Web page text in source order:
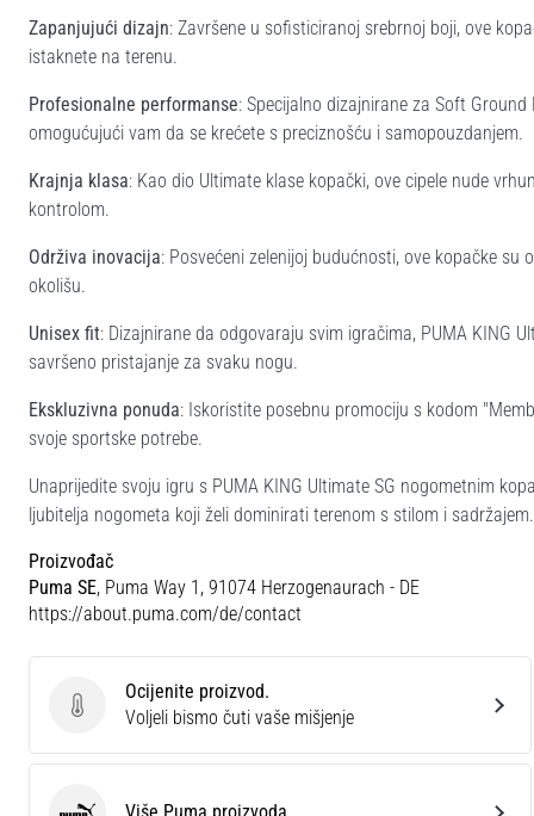
Zapanjujući dizajn: Završene u sofisticiranoj srebrnoj boji, ove
istaknete na terenu.
Profesionalne performanse: Specijalno dizajnirane za Soft
omogućujući vam da se krećete s preciznošću i samopouzdanjem.
Krajnja klasa: Kao dio Ultimate klase kopački, ove cipele nude
kontrolom.
Održiva inovacija: Posvećeni zelenijoj budućnosti, ove kopačke
okolišu.
Unisex fit: Dizajnirane da odgovaraju svim igračima, PUMA KING
savršeno pristajanje za svaku nogu.
Ekskluzivna ponuda: Iskoristite posebnu promociju s kodom
svoje sportske potrebe.
Unaprijedite svoju igru s PUMA KING Ultimate SG nogometnim
ljubitelja nogometa koji želi dominirati terenom s stilom i sadržajem.
Proizvođač
Puma SE, Puma Way 1, 91074 Herzogenaurach - DE
https://about.puma.com/de/contact
Ocijenite proizvod.
Ocijenite proizvod.
Voljeli bismo čuti vaše mišjenje